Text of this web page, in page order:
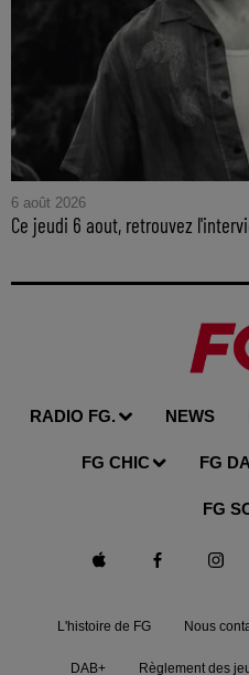
6 août 2026
Ce jeudi 6 aout, retrouvez
RADIO FG. NEWS
FG CHIC FG
FG
L'histoire de FG Nous
DAB+ Règlement des